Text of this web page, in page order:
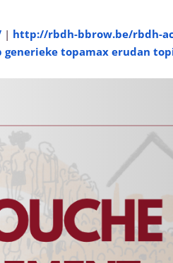
| http://rbdh-bbrow.be/rbdh-
generieke topamax erudan